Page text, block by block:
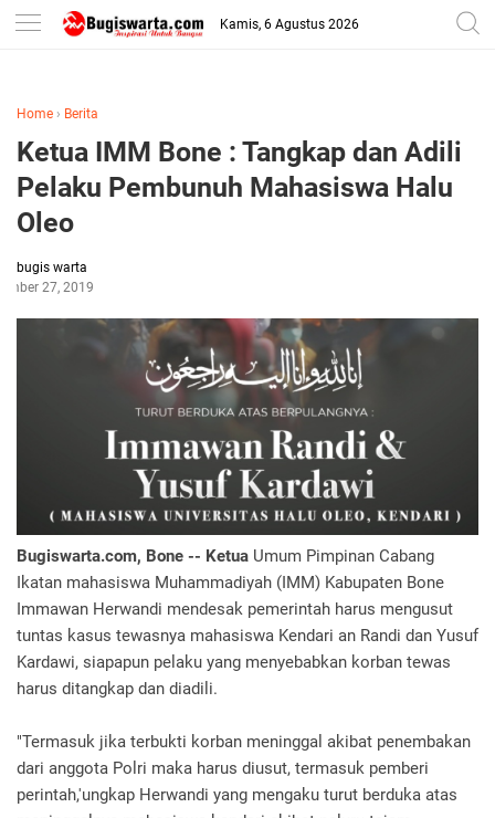
-->
Kamis, 6 Agustus 2026
Home › Berita
Ketua IMM Bone : Tangkap dan Adili
Pelaku Pembunuh Mahasiswa Halu
Oleo
bugis warta
27, 2019
Bugiswarta.com, Bone -- Ketua Umum Pimpinan Cabang
Ikatan mahasiswa Muhammadiyah (IMM) Kabupaten Bone
Immawan Herwandi mendesak pemerintah harus mengusut
tuntas kasus tewasnya mahasiswa Kendari an Randi dan Yusuf
Kardawi, siapapun pelaku yang menyebabkan korban tewas
harus ditangkap dan diadili.
"Termasuk jika terbukti korban meninggal akibat penembakan
dari anggota Polri maka harus diusut, termasuk pemberi
perintah,'ungkap Herwandi yang mengaku turut berduka atas